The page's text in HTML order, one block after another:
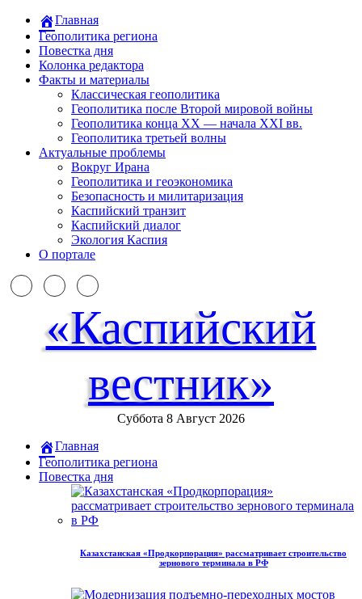
Главная
Геополитика региона
Повестка дня
Колонка редактора
Факты и материалы
Классическая геополитика
Геополитика после Второй мировой войны
Геополитика конца XX — начала XXI вв.
Геополитика третьей волны
Актуальные проблемы
Вокруг Ирана
Геополитика и геоэкономика
Безопасность и милитаризация
Каспийский транзит
Каспийский диалог
Экология Каспия
О портале
«Каспийский
вестник»
Суббота 8 Август 2026
Главная
Геополитика региона
Повестка дня
Казахстанская «Продкорпорация» рассматривает строительство
зернового терминала в РФ